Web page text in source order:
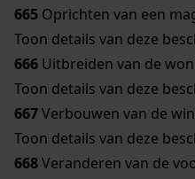
665 Oprichten van een
Toon details van deze
666 Uitbreiden van de
Toon details van deze
667Verbouwen van de
Toon details van deze
668Veranderen van de